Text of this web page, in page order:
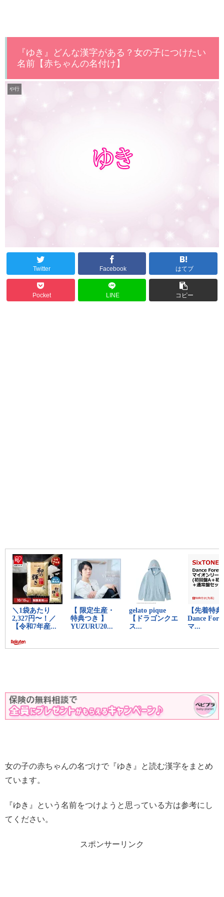
『ゆき』どんな漢字がある？女の子につけたい
名前【赤ちゃんの名付け】
や行
Twitter Facebook はてブ
Pocket LINE コピー
女の子の赤ちゃんの名づけで『ゆき』と読む漢字をまとめ
ています。
『ゆき』という名前をつけようと思っている方は参考にし
てください。
スポンサーリンク